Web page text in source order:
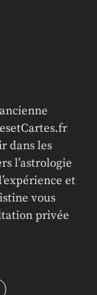
dans les
l’astrologie
et
vous
privée